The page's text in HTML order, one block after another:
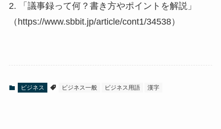
2. 「議事録って何？書き方やポイントを解説」
（https://www.sbbit.jp/article/cont1/34538）
ビジネス ビジネス一般 ビジネス用語 漢字